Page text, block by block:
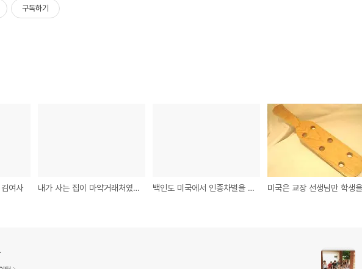
구독하기
여사 내가 사는 집이 마약거래처였다니? 백인도 미국에서 인종차별을 당한다?